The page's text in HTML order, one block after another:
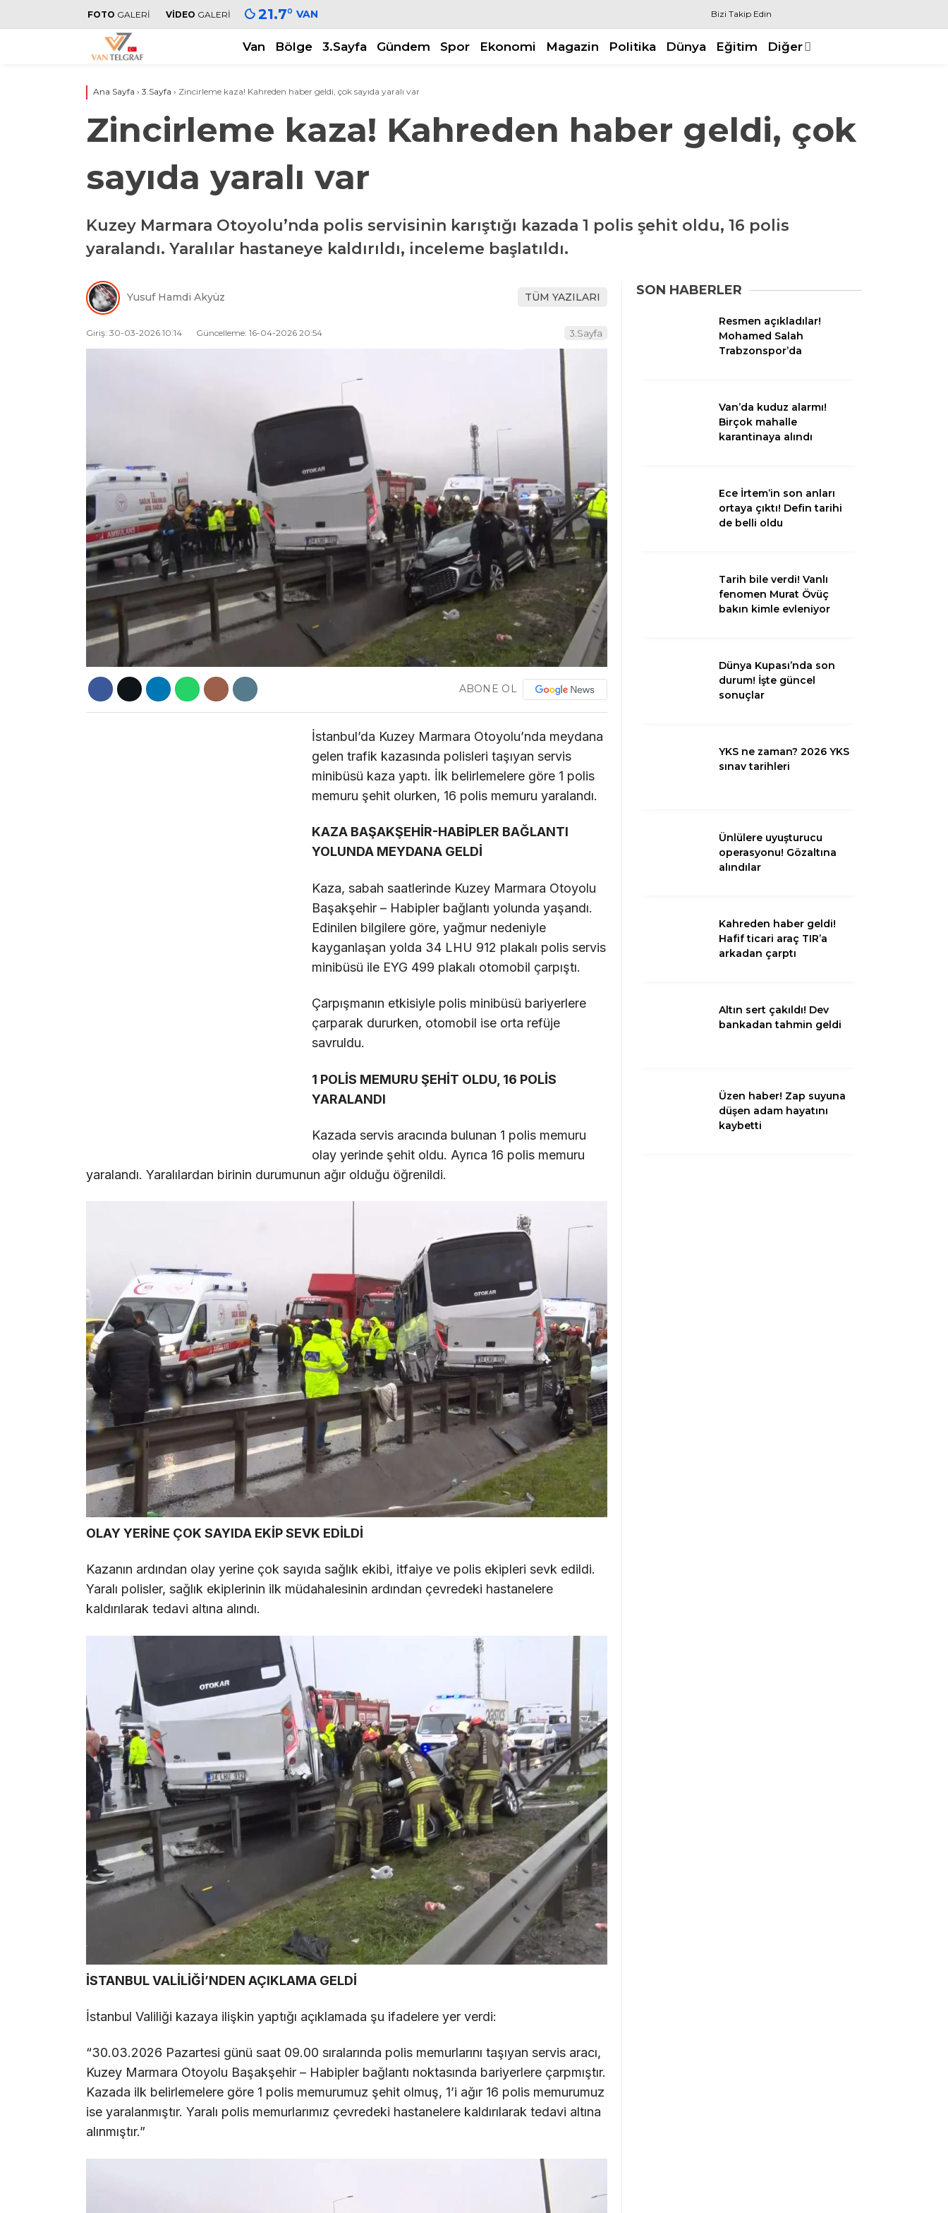
Van
3.Sayfa
Gündem
Ekonomi
Dünya
Eğitim
WhatsApp İhbar
FOTO GALERİ VİDEO GALERİ 21.7° VAN Bizi Takip Edin
Van Bölge 3.Sayfa Gündem Spor Ekonomi Magazin Politika Dünya Eğitim Diğer
Ana Sayfa › 3.Sayfa › Zincirleme kaza! Kahreden haber geldi, çok sayıda yaralı var
Zincirleme kaza! Kahreden haber geldi, çok
sayıda yaralı var
Kuzey Marmara Otoyolu’nda polis servisinin karıştığı kazada 1 polis şehit oldu, 16 polis
yaralandı. Yaralılar hastaneye kaldırıldı, inceleme başlatıldı.
Yusuf Hamdi Akyüz TÜM YAZILARI
Giriş: 30-03-2026 10:14 Güncelleme: 16-04-2026 20:54 3.Sayfa
ABONE OL
İstanbul’da Kuzey Marmara Otoyolu’nda meydana
gelen trafik kazasında polisleri taşıyan servis
minibüsü kaza yaptı. İlk belirlemelere göre 1 polis
memuru şehit olurken, 16 polis memuru yaralandı.
KAZA BAŞAKŞEHİR-HABİPLER BAĞLANTI
YOLUNDA MEYDANA GELDİ
Kaza, sabah saatlerinde Kuzey Marmara Otoyolu
Başakşehir – Habipler bağlantı yolunda yaşandı.
Edinilen bilgilere göre, yağmur nedeniyle
kayganlaşan yolda 34 LHU 912 plakalı polis servis
minibüsü ile EYG 499 plakalı otomobil çarpıştı.
Çarpışmanın etkisiyle polis minibüsü bariyerlere
çarparak dururken, otomobil ise orta refüje
savruldu.
1 POLİS MEMURU ŞEHİT OLDU, 16 POLİS
YARALANDI
Kazada servis aracında bulunan 1 polis memuru
olay yerinde şehit oldu. Ayrıca 16 polis memuru
yaralandı. Yaralılardan birinin durumunun ağır olduğu öğrenildi.
OLAY YERİNE ÇOK SAYIDA EKİP SEVK EDİLDİ
Kazanın ardından olay yerine çok sayıda sağlık ekibi, itfaiye ve polis ekipleri sevk edildi.
Yaralı polisler, sağlık ekiplerinin ilk müdahalesinin ardından çevredeki hastanelere
kaldırılarak tedavi altına alındı.
İSTANBUL VALİLİĞİ’NDEN AÇIKLAMA GELDİ
İstanbul Valiliği kazaya ilişkin yaptığı açıklamada şu ifadelere yer verdi:
“30.03.2026 Pazartesi günü saat 09.00 sıralarında polis memurlarını taşıyan servis aracı,
Kuzey Marmara Otoyolu Başakşehir – Habipler bağlantı noktasında bariyerlere çarpmıştır.
Kazada ilk belirlemelere göre 1 polis memurumuz şehit olmuş, 1’i ağır 16 polis memurumuz
ise yaralanmıştır. Yaralı polis memurlarımız çevredeki hastanelere kaldırılarak tedavi altına
alınmıştır.”
SON HABERLER
Resmen açıkladılar!
Mohamed Salah
Trabzonspor’da
Van’da kuduz alarmı!
Birçok mahalle
karantinaya alındı
Ece İrtem’in son anları
ortaya çıktı! Defin tarihi
de belli oldu
Tarih bile verdi! Vanlı
fenomen Murat Övüç
bakın kimle evleniyor
Dünya Kupası’nda son
durum! İşte güncel
sonuçlar
YKS ne zaman? 2026 YKS
sınav tarihleri
Ünlülere uyuşturucu
operasyonu! Gözaltına
alındılar
Kahreden haber geldi!
Hafif ticari araç TIR’a
arkadan çarptı
Altın sert çakıldı! Dev
bankadan tahmin geldi
Üzen haber! Zap suyuna
düşen adam hayatını
kaybetti